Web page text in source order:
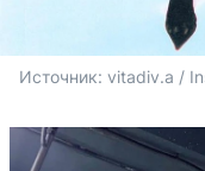
Источник: vitadiv.a /